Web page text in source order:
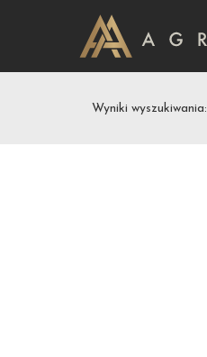
Wyniki wyszukiwania: